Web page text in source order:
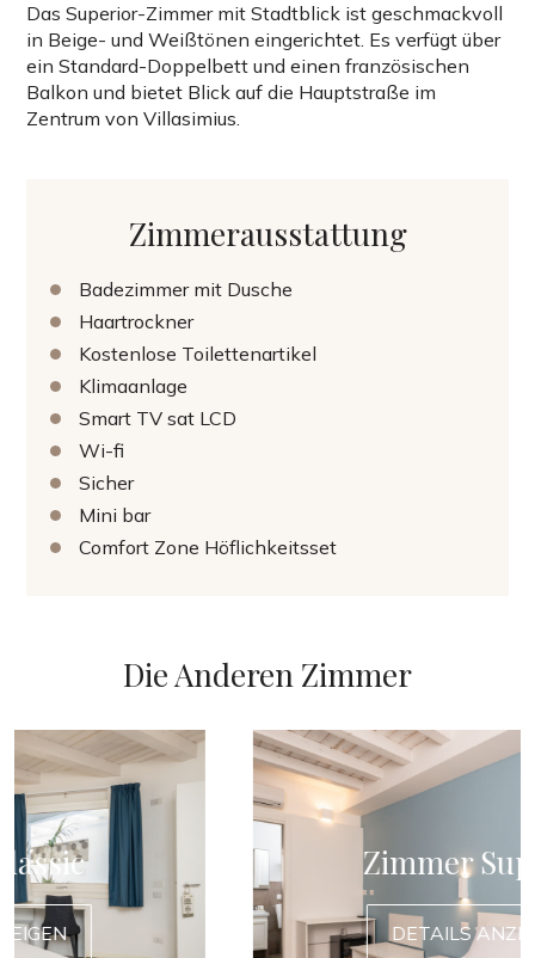
Das Superior-Zimmer mit Stadtblick ist geschmackvoll
in Beige- und Weißtönen eingerichtet. Es verfügt über
ein Standard-Doppelbett und einen französischen
Balkon und bietet Blick auf die Hauptstraße im
Zentrum von Villasimius.
Zimmerausstattung
Badezimmer mit Dusche
Haartrockner
Kostenlose Toilettenartikel
Klimaanlage
Smart TV sat LCD
Wi-fi
Sicher
Mini bar
Comfort Zone Höflichkeitsset
Die Anderen Zimmer
Zimmer Superior
DETAILS ANZEIGEN